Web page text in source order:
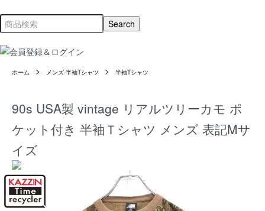
ホーム メンズ 半袖Tシャツ 半袖Tシャツ
90s USA製 vintage リアルツリーカモ ポ
ケット付き 半袖Ｔシャツ メンズ 表記Mサ
イズ